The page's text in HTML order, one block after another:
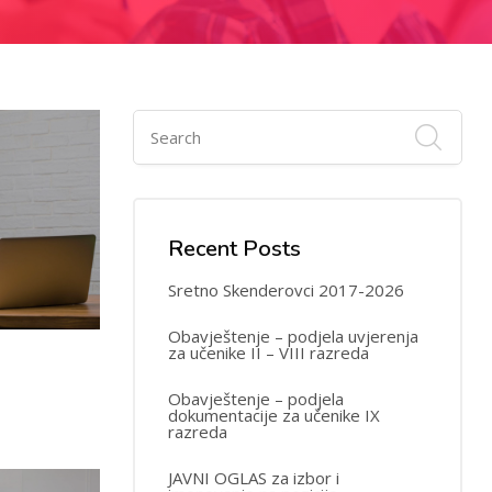
Recent Posts
Sretno Skenderovci 2017-2026
Obavještenje – podjela uvjerenja
za učenike II – VIII razreda
Obavještenje – podjela
dokumentacije za učenike IX
razreda
JAVNI OGLAS za izbor i